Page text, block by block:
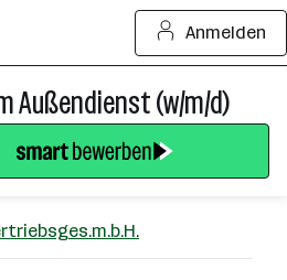
Anmelden
Außendienst (w/m/d)